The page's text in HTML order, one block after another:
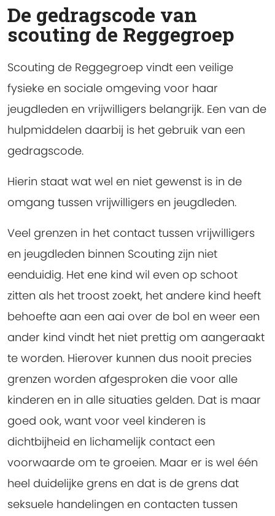
De gedragscode van
scouting de Reggegroep
Scouting de Reggegroep vindt een veilige
fysieke en sociale omgeving voor haar
jeugdleden en vrijwilligers belangrijk. Een van de
hulpmiddelen daarbij is het gebruik van een
gedragscode.
Hierin staat wat wel en niet gewenst is in de
omgang tussen vrijwilligers en jeugdleden.
Veel grenzen in het contact tussen vrijwilligers
en jeugdleden binnen Scouting zijn niet
eenduidig. Het ene kind wil even op schoot
zitten als het troost zoekt, het andere kind heeft
behoefte aan een aai over de bol en weer een
ander kind vindt het niet prettig om aangeraakt
te worden. Hierover kunnen dus nooit precies
grenzen worden afgesproken die voor alle
kinderen en in alle situaties gelden. Dat is maar
goed ook, want voor veel kinderen is
dichtbijheid en lichamelijk contact een
voorwaarde om te groeien. Maar er is wel één
heel duidelijke grens en dat is de grens dat
seksuele handelingen en contacten tussen